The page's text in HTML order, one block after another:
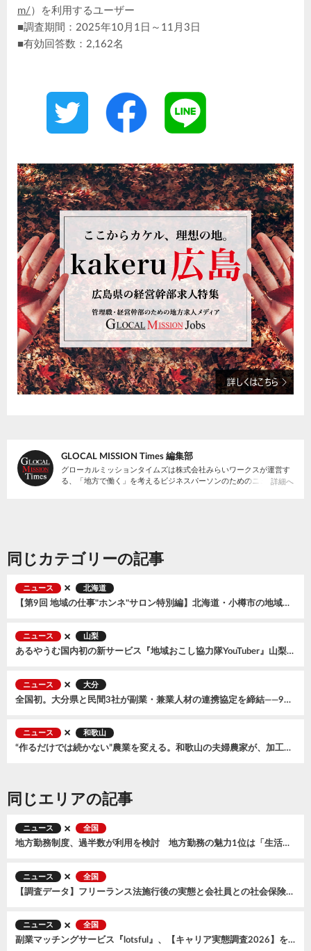
m/ ）を利用するユーザー
■調査期間：2025年10月1日～11月3日
■有効回答数：2,162名
GLOCAL MISSION Times 編集部
グローカルミッションタイムズは株式会社みらいワークスが運営す
る、「地方で働く」を考えるビジネスパーソンのためのニュースサ
詳細へ
同じカテゴリーの記事
ニュース 北海道
【第9回 地域の仕事"ホンネ"サロン特別編】北海道・小樽市の地域おこし協力隊募集説明会〜まちの未来をつくる３つのミッション〜 を開催、全国から57名が参加
ニュース 山梨
あるやうむ国内初の新サービス『地域おこし協力隊YouTuber』山梨県笛吹市で開始。2026年7月に『森風美』が着任
ニュース 大分
全国初。大分県と民間3社が副業・兼業人材の連携協定を締結——9月からオンラインマッチング交流会もスタート
ニュース 和歌山
“作るだけでは続かない”農業を変える。和歌山の夫婦農家が、加工品とECで広げる小規模農家の可能性
同じエリアの記事
ニュース 全国
地方勤務制度、過半数が利用を検討 地方勤務の魅力1位は「生活コスト」、不安1位は「給与水準」
ニュース 全国
【調査データ】フリーランス法施行後の実態と会社員との社会保険格差〜「フリーランス白書2026」を公開
ニュース 全国
副業マッチングサービス『lotsful』、【キャリア実態調査2026】を実施会社員の75％がキャリアに“もやもや”、副業が“心の安定剤”に